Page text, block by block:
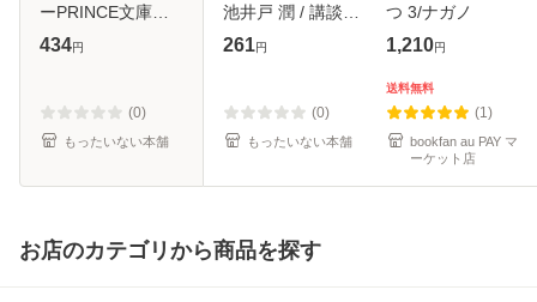
ーPRINCE文庫） /
夢乃 咲実 / アスキ
便送料無料】
434円
(0)
もったいない本舗
池井戸 潤 / 講談社
[文庫]【メール便送
261円
(0)
もったいない本舗
つ 3/ナガノ
1,210円
送料無料
(1)
bookfan au PAY マ
ーケット店
お店のカテゴリから商品を探す